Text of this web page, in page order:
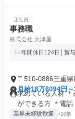
正社員
事務職
株式会社 大津屋
年間休日124日│賞
〒510-0886三重
月給18万6094円
求めている人材
ができる方 ＊電話
業界未経験歓迎 +10個